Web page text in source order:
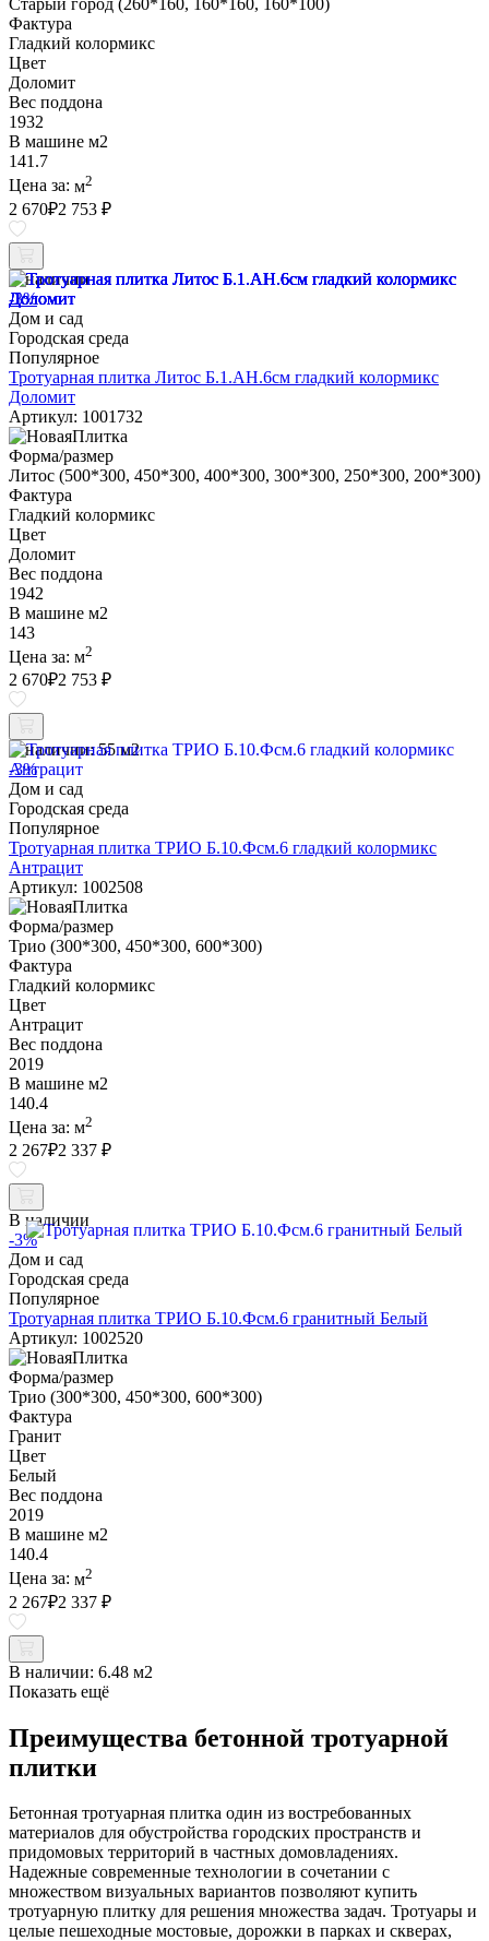
Старый город (260*160, 160*160, 160*100)
Фактура
Гладкий колормикс
Цвет
Доломит
Вес поддона
1932
В машине м2
141.7
Цена за: м2
2 670₽2 753 ₽
В наличии
-3%
Дом и сад
Городская среда
Популярное
Тротуарная плитка Литос Б.1.АН.6см гладкий колормикс
Доломит
Артикул: 1001732
Форма/размер
Литос (500*300, 450*300, 400*300, 300*300, 250*300, 200*300)
Фактура
Гладкий колормикс
Цвет
Доломит
Вес поддона
1942
В машине м2
143
Цена за: м2
2 670₽2 753 ₽
В наличии: 55 м2
-3%
Дом и сад
Городская среда
Популярное
Тротуарная плитка ТРИО Б.10.Фсм.6 гладкий колормикс
Антрацит
Артикул: 1002508
Форма/размер
Трио (300*300, 450*300, 600*300)
Фактура
Гладкий колормикс
Цвет
Антрацит
Вес поддона
2019
В машине м2
140.4
Цена за: м2
2 267₽2 337 ₽
В наличии
-3%
Дом и сад
Городская среда
Популярное
Тротуарная плитка ТРИО Б.10.Фсм.6 гранитный Белый
Артикул: 1002520
Форма/размер
Трио (300*300, 450*300, 600*300)
Фактура
Гранит
Цвет
Белый
Вес поддона
2019
В машине м2
140.4
Цена за: м2
2 267₽2 337 ₽
В наличии: 6.48 м2
Показать ещё
Преимущества бетонной тротуарной
плитки
Бетонная тротуарная плитка один из востребованных
материалов для обустройства городских пространств и
придомовых территорий в частных домовладениях.
Надежные современные технологии в сочетании с
множеством визуальных вариантов позволяют купить
тротуарную плитку для решения множества задач. Тротуары и
целые пешеходные мостовые, дорожки в парках и скверах,